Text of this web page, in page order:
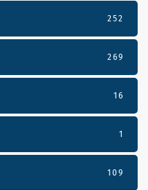
252
269
16
1
109